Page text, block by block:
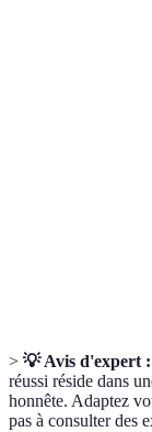
> 💡 Avis d'expert :
réussi réside dans
honnête. Adaptez
pas à consulter des